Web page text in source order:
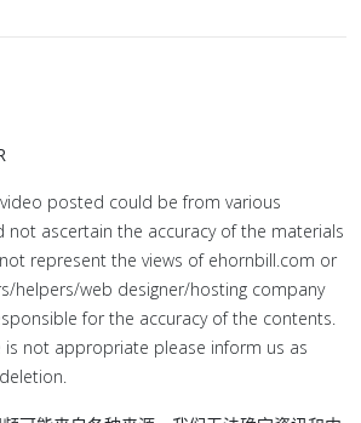
posted could be from various
not ascertain the accuracy of the materials
represent the views of ehornbill.com or
helpers/web designer/hosting company
for the accuracy of the contents.
is not appropriate please inform us as